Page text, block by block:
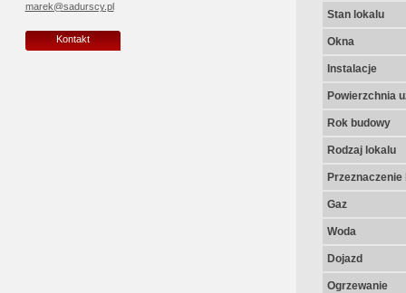
marek@sadurscy.pl
Kontakt
Stan lokalu
Okna
Instalacje
Powierzchnia
Rok budowy
Rodzaj lokalu
Przeznaczenie
Gaz
Woda
Dojazd
Ogrzewanie